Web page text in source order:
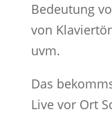
Bedeutung
von
uvm.
Das
Live vor Ort